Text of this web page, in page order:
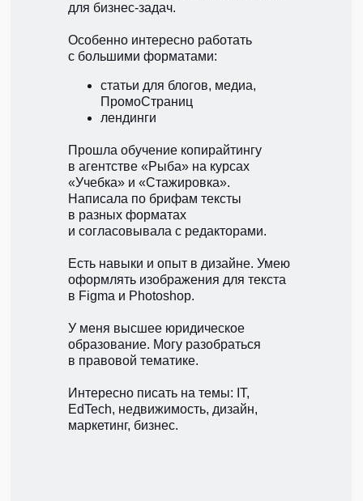
для бизнес-задач.
Особенно интересно работать
с большими форматами:
статьи для блогов, медиа,
ПромоСтраниц
лендинги
Прошла обучение копирайтингу
в агентстве «Рыба» на курсах
«Учебка» и «Стажировка».
Написала по брифам тексты
в разных форматах
и согласовывала с редакторами.
Есть навыки и опыт в дизайне. Умею
оформлять изображения для текста
в Figma и Photoshop.
У меня высшее юридическое
образование. Могу разобраться
в правовой тематике.
Интересно писать на темы: IT,
EdTech, недвижимость, дизайн,
маркетинг, бизнес.